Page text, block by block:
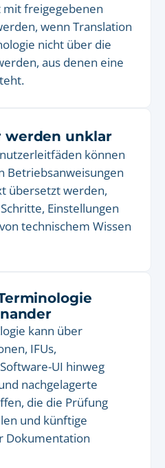
freigegebenen
wenn Translation
nicht über die
aus denen eine
werden unklar
können
Betriebsanweisungen
übersetzt werden,
Einstellungen
technischem Wissen
kann über
IFUs,
UI hinweg
nachgelagerte
die die Prüfung
und künftige
Dokumentation